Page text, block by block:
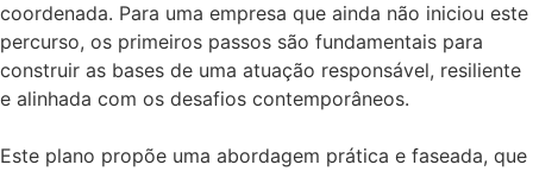
coordenada. Para uma empresa que ainda não iniciou este
percurso, os primeiros passos são fundamentais para
construir as bases de uma atuação responsável, resiliente
e alinhada com os desafios contemporâneos.
Este plano propõe uma abordagem prática e faseada, que